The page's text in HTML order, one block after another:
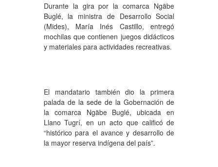
Durante la gira por la comarca Ngäbe
Buglé, la ministra de Desarrollo Social
(Mides), María Inés Castillo, entregó
mochilas que contienen juegos didácticos
y materiales para actividades recreativas.
El mandatario también dio la primera
palada de la sede de la Gobernación de
la comarca Ngäbe Buglé, ubicada en
Llano Tugrí, en un acto que calificó de
“histórico para el avance y desarrollo de
la mayor reserva indígena del país”.